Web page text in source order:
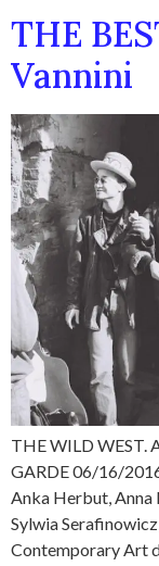
THE
Vannini
THE WILD WEST.
GARDE 06/16/
Anka Herbut, Anna
Sylwia
Contemporary Art